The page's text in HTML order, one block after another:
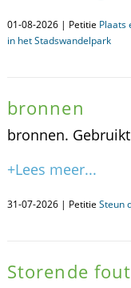
01-08-2026 | Petitie Plaats
in het Stadswandelpark
bronnen
bronnen.
+Lees meer...
31-07-2026 | Petitie Steun
Storende